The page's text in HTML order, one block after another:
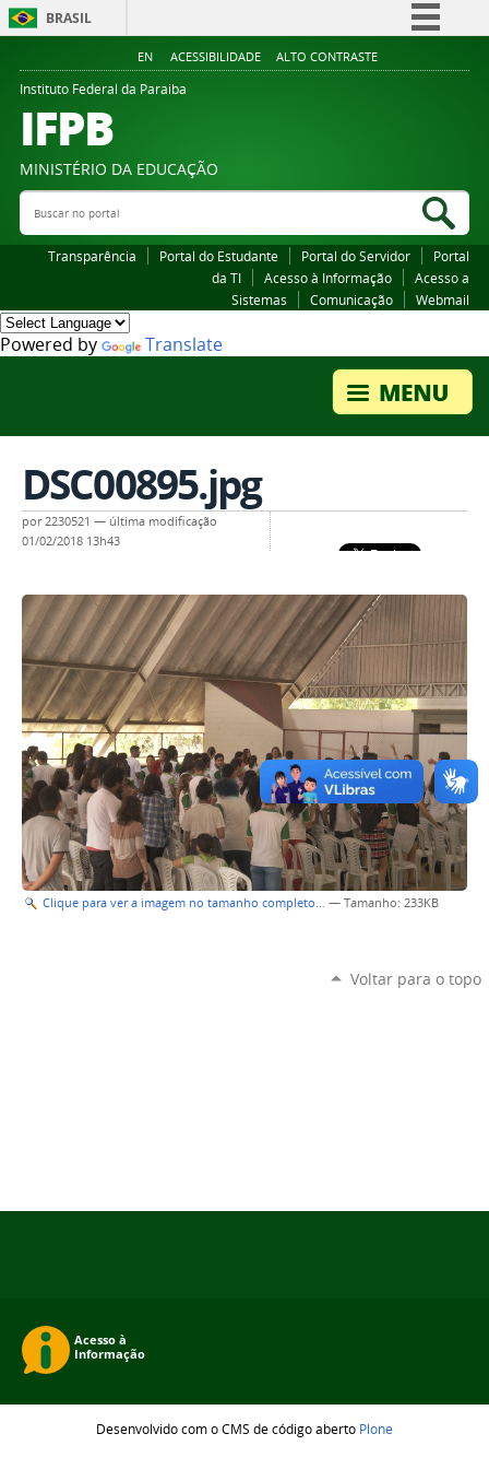
BRASIL
Simplifique!
Legislação
EN ACESSIBILIDADE ALTO CONTRASTE
Instituto Federal da Paraiba
IFPB
MINISTÉRIO DA EDUCAÇÃO
Buscar no portal
Transparência Portal do Estudante Portal do Servidor
Portal
da TI
Acesso à Informação
Acesso a
Sistemas
Comunicação Webmail
Powered by Translate
DSC00895.jpg
por2230521 — última modificação
01/02/2018 13h43
Clique para ver a imagem no tamanho completo… — Tamanho: 233KB
Voltar para o topo
Desenvolvido com o CMS de código aberto Plone